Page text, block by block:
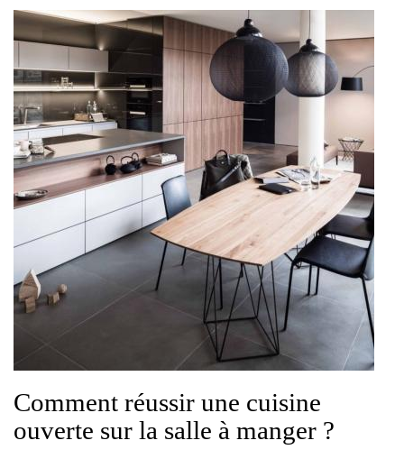
Comment réussir une cuisine
ouverte sur la salle à manger ?